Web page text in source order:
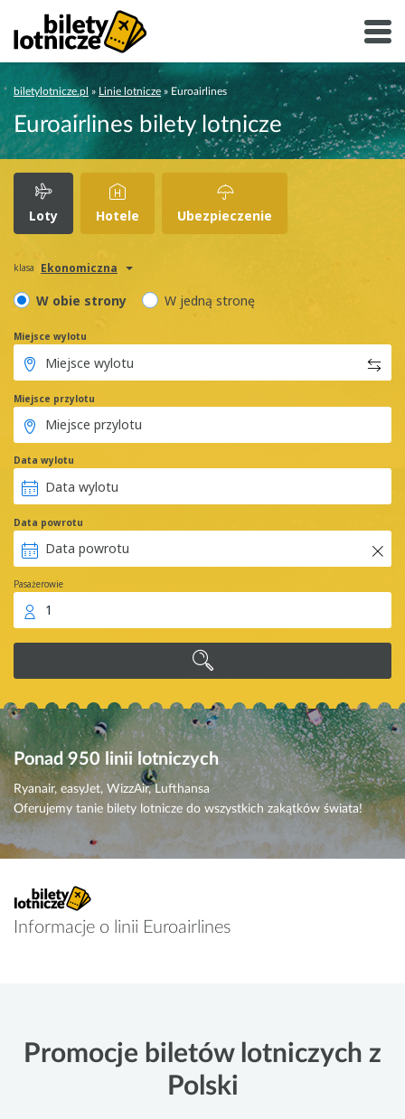
biletylotnicze.pl » Linie lotnicze » Euroairlines
Euroairlines bilety lotnicze
Loty Hotele Ubezpieczenie
klasa Ekonomiczna
W obie strony W jedną stronę
Miejsce wylotu
Miejsce przylotu
Data wylotu
Data powrotu
Pasażerowie
1
Ponad 950 linii lotniczych
Ryanair, easyJet, WizzAir, Lufthansa
Oferujemy tanie bilety lotnicze do wszystkich zakątków świata!
Informacje o linii Euroairlines
Promocje biletów lotniczych z
Polski